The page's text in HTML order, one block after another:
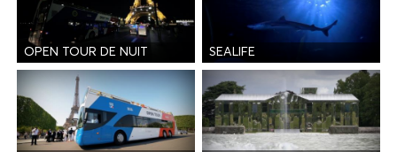
OPEN TOUR DE NUIT SEALIFE